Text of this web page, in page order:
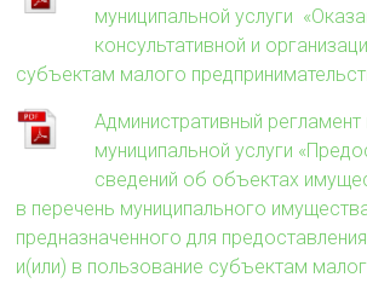
муниципальной услуги
консультативной и
субъектам малого
Административный регламент
муниципальной услуги
сведений об объектах
в перечень муниципального
предназначенного для
и(или) в пользование субъектам